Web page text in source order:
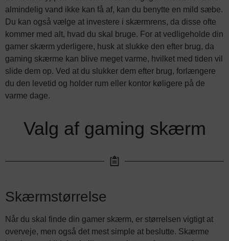
almindelig vand ikke kan få af, kan du benytte en mild sæbe.
Du kan også vælge at investere i skærmrens, da disse ofte
kommer med alt, hvad du skal bruge. For at vedligeholde din
gamer skærm yderligere, husk at slukke den efter brug, da
gaming skærme kan blive meget varme, hvilket med tiden vil
slide dem op. Ved at du slukker dem efter brug, forlængere
du den levetid og holder rum eller kontor køligere på de
varme dage.
Valg af gaming skærm
Skærmstørrelse
Når du skal finde din gamer skærm, er størrelsen vigtigt at
overveje, men også det mest simple at beslutte. Skærme